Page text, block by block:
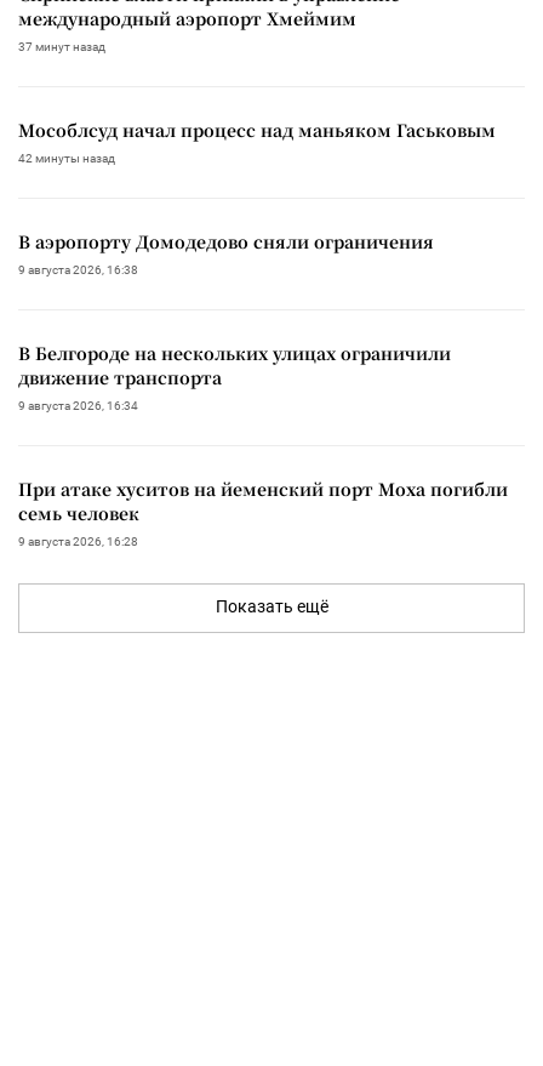
международный аэропорт Хмеймим
37 минут назад
Мособлсуд начал процесс над маньяком Гаськовым
42 минуты назад
В аэропорту Домодедово сняли ограничения
9 августа 2026, 16:38
В Белгороде на нескольких улицах ограничили
движение транспорта
9 августа 2026, 16:34
При атаке хуситов на йеменский порт Моха погибли
семь человек
9 августа 2026, 16:28
Показать ещё